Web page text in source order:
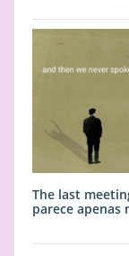
The last
parece apenas